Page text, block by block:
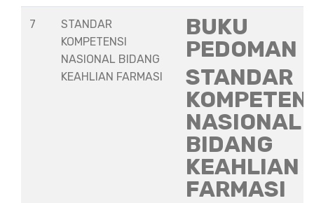
7
STANDAR
KOMPETENSI
NASIONAL BIDANG
KEAHLIAN FARMASI
BUKU
PEDOMAN
STANDAR
NASIONAL
BIDANG
KEAHLIAN
FARMASI